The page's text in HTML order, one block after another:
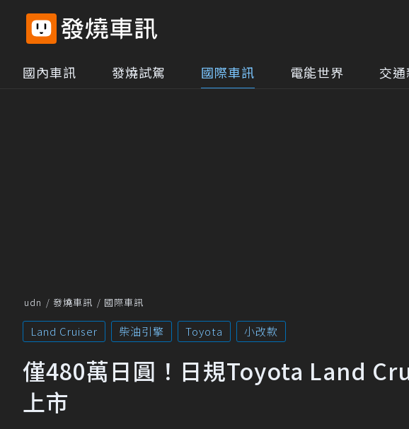
國內車訊 發燒試駕 國際車訊 電能世界 交
udn 發燒車訊 國際車訊
Land Cruiser 柴油引擎 Toyota 小改款
僅480萬日圓！日規Toyota Land
上市